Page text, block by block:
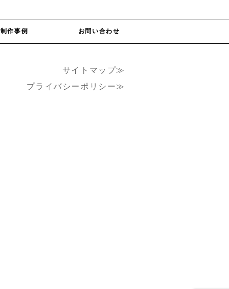
制作事例 お問い合わせ
サイトマップ≫
プライバシーポリシー≫